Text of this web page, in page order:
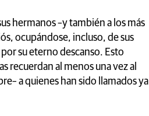
hermanos –y también a los más
ocupándose, incluso, de sus
su eterno descanso. Esto
recuerdan al menos una vez al
a quienes han sido llamados ya